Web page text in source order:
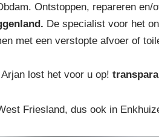
Ontstoppen, repareren
De specialist voor het
met een verstopte afvoer of
lost het voor u op!
Friesland, dus ook in